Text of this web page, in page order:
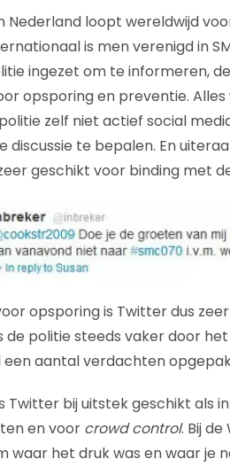
Nederland loopt wereldwijd
is men verenigd in
ingezet om te informeren,
opsporing en preventie.
zelf niet actief social
discussie te bepalen. En
geschikt voor binding met
opsporing is Twitter dus
politie steeds vaker door
een aantal verdachten
Twitter bij uitstek geschikt als
en voor crowd control. Bij
waar het druk was en waar je